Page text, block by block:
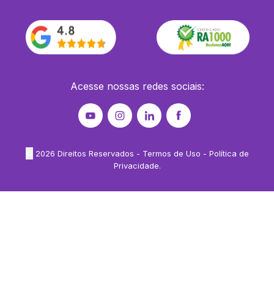
Acesse nossas redes sociais:
2026 Direitos Reservados - Termos de Uso - Política de
Privacidade.